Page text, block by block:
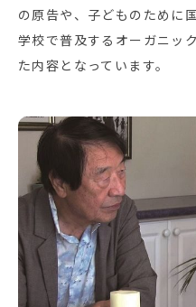
の原告や、子どものために
学校で普及するオーガニッ
た内容となっています。